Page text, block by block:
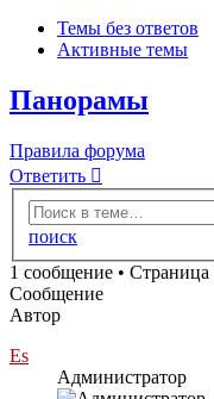
Темы без ответов
Активные темы
Панорамы
Правила форума
Ответить
поиск
1 сообщение • Страница
Сообщение
Автор
Es
Администратор